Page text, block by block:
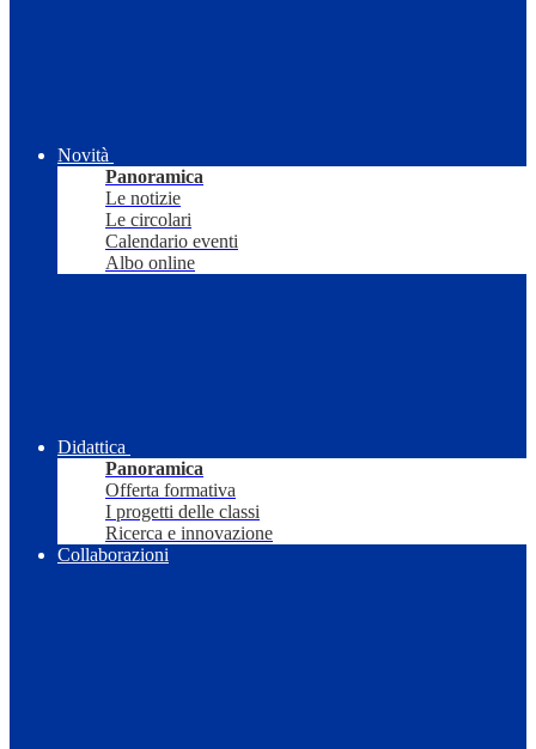
Novità
Panoramica
Le notizie
Le circolari
Calendario eventi
Albo online
Didattica
Panoramica
Offerta formativa
I progetti delle classi
Ricerca e innovazione
Collaborazioni